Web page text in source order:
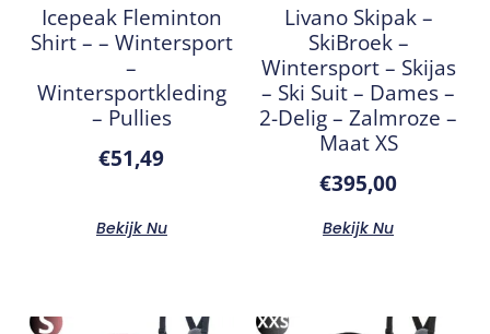
Icepeak Fleminton
Shirt – – Wintersport
–
Wintersportkleding
– Pullies
€51,49
Bekijk Nu
Livano Skipak –
SkiBroek –
Wintersport – Skijas
– Ski Suit – Dames –
2-Delig – Zalmroze –
Maat XS
€395,00
Bekijk Nu